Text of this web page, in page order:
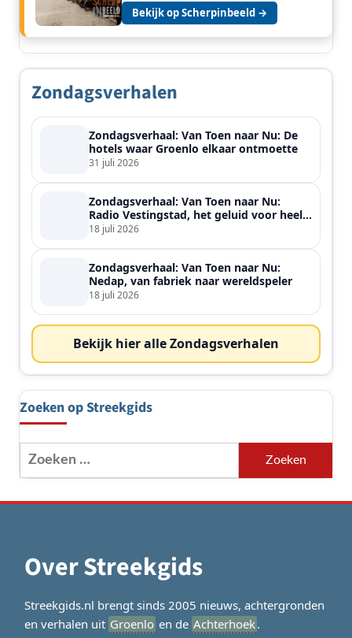
Bekijk op Scherpinbeeld →
Zondagsverhalen
Zondagsverhaal: Van Toen naar Nu: De
hotels waar Groenlo elkaar ontmoette
31 juli 2026
Zondagsverhaal: Van Toen naar Nu:
Radio Vestingstad, het geluid voor heel
de streek
18 juli 2026
Zondagsverhaal: Van Toen naar Nu:
Nedap, van fabriek naar wereldspeler
18 juli 2026
Bekijk hier alle Zondagsverhalen
Zoeken op Streekgids
Zoeken
naar:
Over Streekgids
Streekgids.nl brengt sinds 2005 nieuws, achtergronden
en verhalen uit Groenlo en de Achterhoek.